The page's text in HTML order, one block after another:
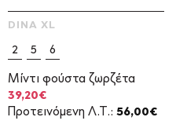
2 5
6
Μίντι φούστα ζωρζέτα
DINA XL
Original
price
was:
39,20€Η
τρέχουσα
τιμή
Προτεινόμενη Λ.Τ.: 56,00€